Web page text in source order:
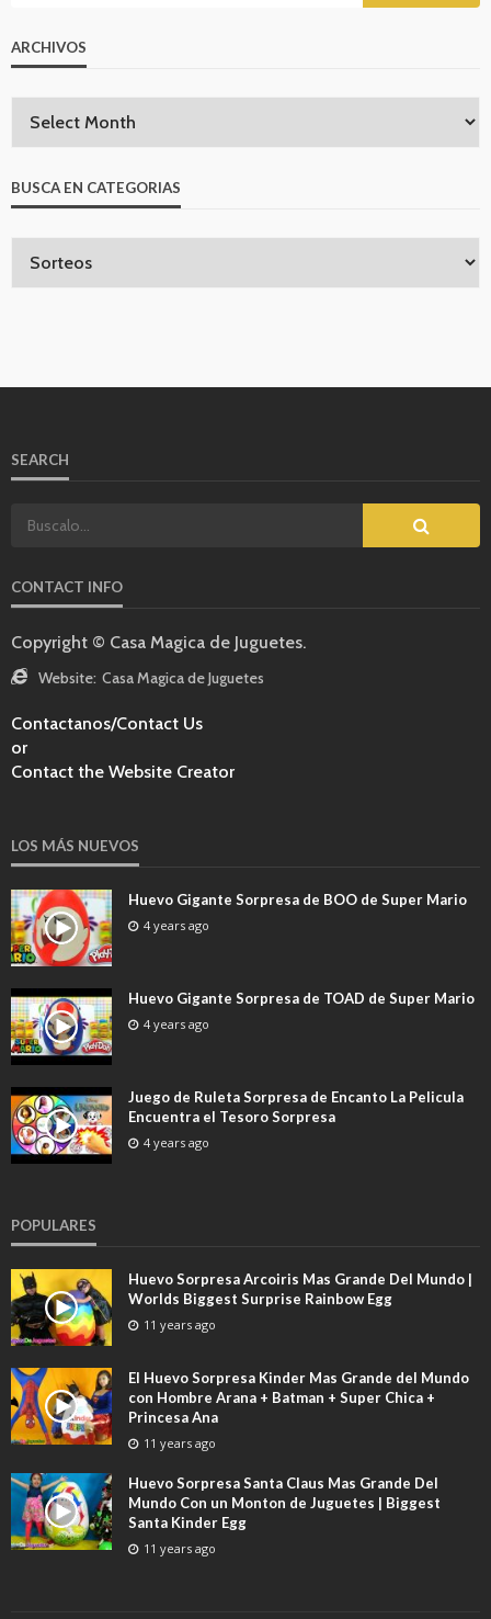
ARCHIVOS
BUSCA EN CATEGORIAS
SEARCH
CONTACT INFO
Copyright © Casa Magica de Juguetes.
Website: Casa Magica de Juguetes
Contactanos/Contact Us
or
Contact the Website Creator
LOS MÁS NUEVOS
Huevo Gigante Sorpresa de BOO de Super Mario
4 years ago
Huevo Gigante Sorpresa de TOAD de Super Mario
4 years ago
Juego de Ruleta Sorpresa de Encanto La Pelicula
Encuentra el Tesoro Sorpresa
4 years ago
POPULARES
Huevo Sorpresa Arcoiris Mas Grande Del Mundo |
Worlds Biggest Surprise Rainbow Egg
11 years ago
El Huevo Sorpresa Kinder Mas Grande del Mundo
con Hombre Arana + Batman + Super Chica +
Princesa Ana
11 years ago
Huevo Sorpresa Santa Claus Mas Grande Del
Mundo Con un Monton de Juguetes | Biggest
Santa Kinder Egg
11 years ago